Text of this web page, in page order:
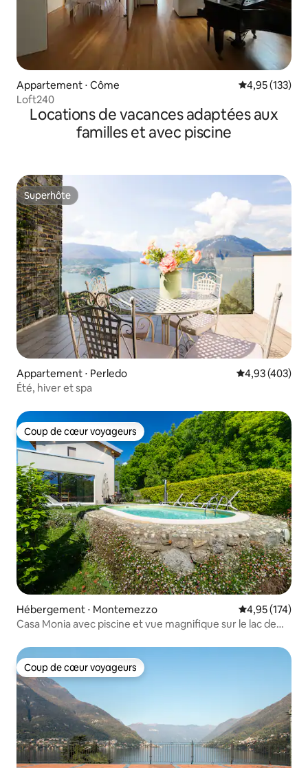
Appartement ⋅ Côme Évaluation
4,95 (133)
Loft240
Locations de vacances adaptées aux
familles et avec piscine
Superhôte
Superhôte
Appartement ⋅ Perledo Évaluation
4,93 (403)
Été, hiver et spa
Coup de cœur voyageurs
Coup de cœur voyageurs
Hébergement ⋅ Montemezzo Évaluation
4,95 (174)
Casa Monia avec piscine et vue magnifique sur le lac de
Coup de cœur voyageurs
Coup de cœur voyageurs